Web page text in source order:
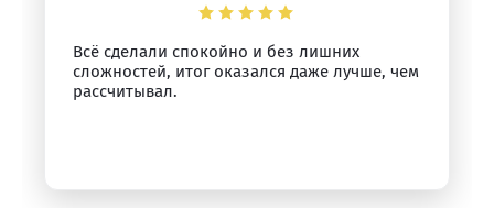
Всё сделали спокойно и без лишних
сложностей, итог оказался даже лучше, чем
рассчитывал.